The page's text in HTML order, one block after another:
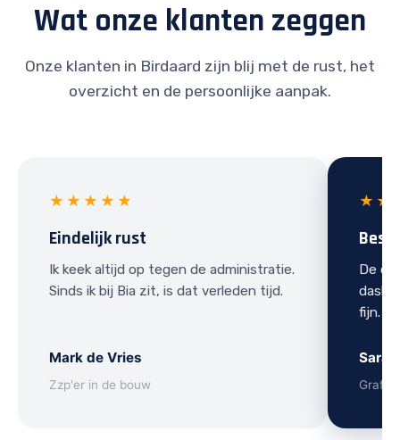
Wat onze klanten zeggen
Onze klanten in Birdaard zijn blij met de rust, het
overzicht en de persoonlijke aanpak.
★★★★★
Eindelijk rust
Ik keek altijd op tegen de administratie.
Sinds ik bij Bia zit, is dat verleden tijd.
Mark de Vries
Zzp'er in de bouw
De
fijn.